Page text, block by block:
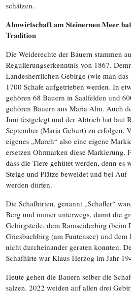
schätzen.
Almwirtschaft am Steinernen Meer
Tradition
Die Weiderechte der Bauern stammen
Regulierungserkenntnis von 1867.
Landesherrlichen Gebirge (wie man
1700 Schafe aufgetrieben werden. In
gehören 68 Bauern in Saalfelden und
gehören Bauern aus Maria Alm. Auch
Juni festgelegt und der Abtrieb hat laut
September (Maria Geburt) zu erfolgen.
eigenes „March“ also eine eigene
ersetzen Ohrmarken diese Markierung.
dass die Tiere gehütet werden, denn es
Steige und Plätze beweidet und bei
werden dürfen.
Die Schafhirten, genannt „Schafler“
Berg und immer unterwegs, damit die
Gebirgsteile, dem Ramseiderbirg (beim
Griesbachbirg (am Funtensee) und
nicht durcheinander geraten konnten.
Schafhirte war Klaus Herzog im Jahr
Heute gehen die Bauern selber die
salzen. 2022 weiden auf allen drei